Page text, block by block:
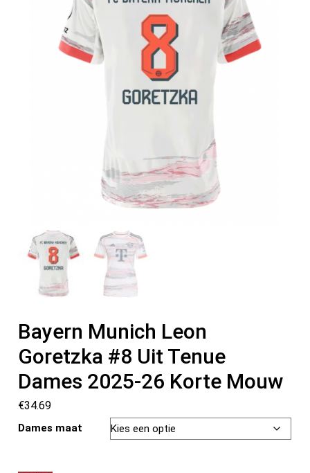
Bayern Munich Leon
Goretzka #8 Uit Tenue
Dames 2025-26 Korte Mouw
€34.69
Dames maat